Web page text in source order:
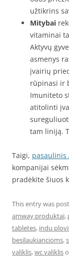
užtikrins
Mitybai
vitaminai
Aktyvų
asmenys
įvairių
rūpinasi ir
Imuniteto
atitolinti
tam liniją.
Taigi, pasaulinis
kompanijai
pradėkite šiuos
This entry was
amway produktai,
tabletes, indu
besilaukiancioms,
valiklis,wc valiklis